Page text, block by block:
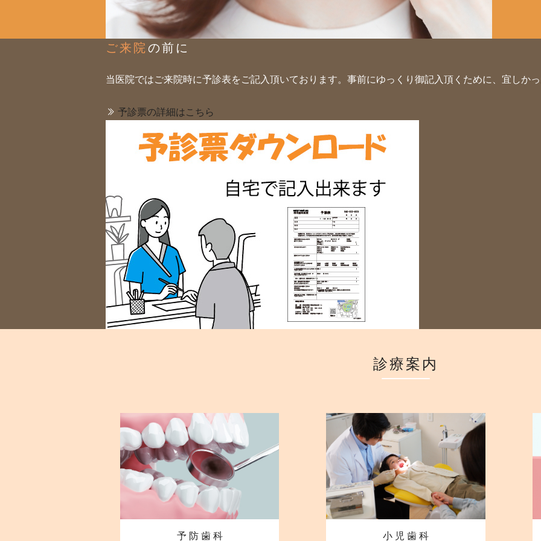
ご来院 の前に
当医院ではご来院時に予診表をご記入頂いております。事前にゆっくり御記入頂くために、宜しかっ
予診票の詳細はこちら
診療案内
予 防 歯 科 小 児 歯 科